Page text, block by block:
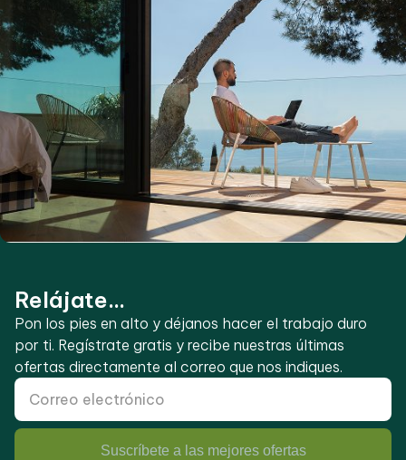
Relájate...
Pon los pies en alto y déjanos hacer el trabajo duro
por ti. Regístrate gratis y recibe nuestras últimas
ofertas directamente al correo que nos indiques.
Suscríbete a las mejores ofertas